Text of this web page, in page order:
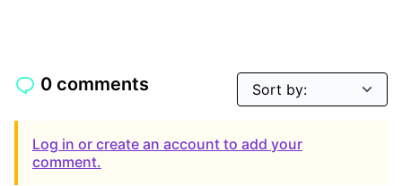
0 comments
Log in or create an account to add your
comment.